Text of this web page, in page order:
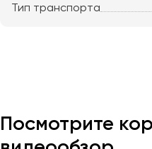
Тип транспорта
Посмотрите
Иркутск
Керчь
Киров